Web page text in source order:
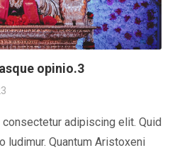
opinio.3
adipiscing elit. Quid
ludimur. Quantum Aristoxeni